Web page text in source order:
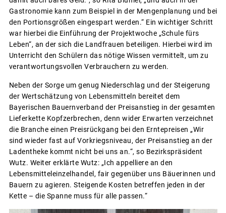
Gastronomie kann zum Beispiel in der Mengenplanung und bei
den Portionsgrößen eingespart werden.“ Ein wichtiger Schritt
war hierbei die Einführung der Projektwoche „Schule fürs
Leben“, an der sich die Landfrauen beteiligen. Hierbei wird im
Unterricht den Schülern das nötige Wissen vermittelt, um zu
verantwortungsvollen Verbrauchern zu werden.
Neben der Sorge um genug Niederschlag und der Steigerung
der Wertschätzung von Lebensmitteln bereitet dem
Bayerischen Bauernverband der Preisanstieg in der gesamten
Lieferkette Kopfzerbrechen, denn wider Erwarten verzeichnet
die Branche einen Preisrückgang bei den Erntepreisen „Wir
sind wieder fast auf Vorkriegsniveau, der Preisanstieg an der
Ladentheke kommt nicht bei uns an.“, so Bezirkspräsident
Wutz. Weiter erklärte Wutz: „Ich appelliere an den
Lebensmitteleinzelhandel, fair gegenüber uns Bäuerinnen und
Bauern zu agieren. Steigende Kosten betreffen jeden in der
Kette – die Spanne muss für alle passen.“